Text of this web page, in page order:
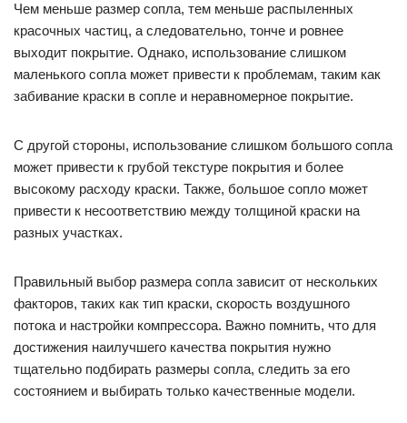
Чем меньше размер сопла, тем меньше распыленных
красочных частиц, а следовательно, тонче и ровнее
выходит покрытие. Однако, использование слишком
маленького сопла может привести к проблемам, таким как
забивание краски в сопле и неравномерное покрытие.
С другой стороны, использование слишком большого сопла
может привести к грубой текстуре покрытия и более
высокому расходу краски. Также, большое сопло может
привести к несоответствию между толщиной краски на
разных участках.
Правильный выбор размера сопла зависит от нескольких
факторов, таких как тип краски, скорость воздушного
потока и настройки компрессора. Важно помнить, что для
достижения наилучшего качества покрытия нужно
тщательно подбирать размеры сопла, следить за его
состоянием и выбирать только качественные модели.